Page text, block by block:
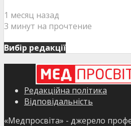
1 месяц назад
3 минут на прочтение
Вибір редакції
Редакційна політика
Відповідальність
«Медпросвіта» - джерело